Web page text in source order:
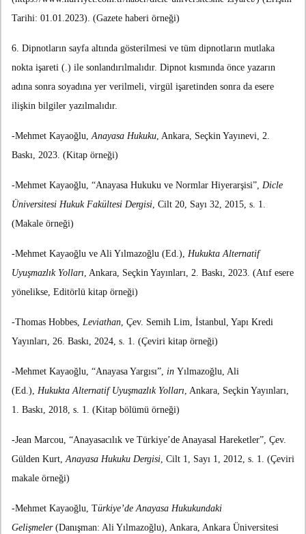
Tarihi: 01.01.2023). (Gazete haberi örneği)
6. Dipnotların sayfa altında gösterilmesi ve tüm dipnotların mutlaka
nokta işareti (.) ile sonlandırılmalıdır. Dipnot kısmında önce yazarın
adına sonra soyadına yer verilmeli, virgül işaretinden sonra da esere
ilişkin bilgiler yazılmalıdır.
-Mehmet Kayaoğlu,Anayasa Hukuku, Ankara, Seçkin Yayınevi, 2.
Baskı, 2023. (Kitap örneği)
-Mehmet Kayaoğlu, “Anayasa Hukuku ve Normlar Hiyerarşisi”, Dicle
Üniversitesi Hukuk Fakültesi Dergisi, Cilt 20, Sayı 32, 2015, s. 1.
(Makale örneği)
-Mehmet Kayaoğlu ve Ali Yılmazoğlu (Ed.), Hukukta Alternatif
Uyuşmazlık Yolları, Ankara, Seçkin Yayınları, 2. Baskı, 2023. (Atıf esere
yönelikse, Editörlü kitap örneği)
-Thomas Hobbes, Leviathan, Çev. Semih Lim, İstanbul, Yapı Kredi
Yayınları, 26. Baskı, 2024, s. 1. (Çeviri kitap örneği)
-Mehmet Kayaoğlu, “Anayasa Yargısı”, in Yılmazoğlu, Ali
(Ed.), Hukukta Alternatif Uyuşmazlık Yolları, Ankara, Seçkin Yayınları,
1. Baskı, 2018, s. 1. (Kitap bölümü örneği)
-Jean Marcou, “Anayasacılık ve Türkiye’de Anayasal Hareketler”, Çev.
Gülden Kurt,Anayasa Hukuku Dergisi, Cilt 1, Sayı 1, 2012, s. 1. (Çeviri
makale örneği)
-Mehmet Kayaoğlu, Türkiye’de Anayasa Hukukundaki
Gelişmeler(Danışman: Ali Yılmazoğlu), Ankara, Ankara Üniversitesi